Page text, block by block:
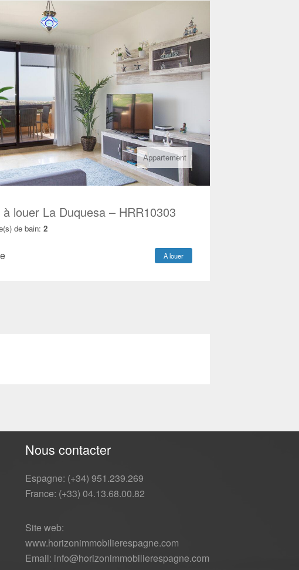
Appartement
louer La Duquesa – HRR10303
de bain: 2
A louer
Nous contacter
Espagne: (+34) 951.239.269
France: (+33) 04.13.68.00.82
Site web:
www.horizonimmobilierespagne.com
Email: info@horizonimmobilierespagne.com